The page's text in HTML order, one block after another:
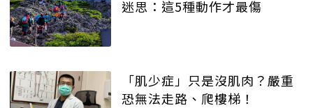
迷思：這5種動作才最傷
「肌少症」只是沒肌肉？嚴重
恐無法走路、爬樓梯！